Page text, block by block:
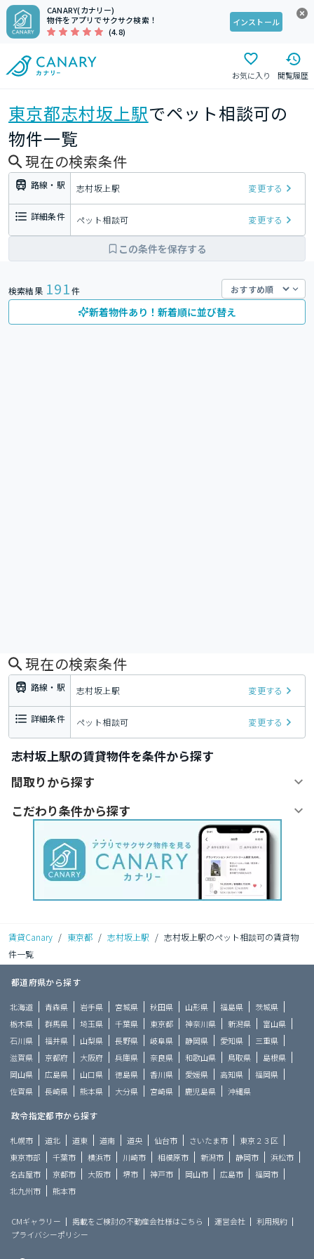
CANARY(カナリー)
物件をアプリでサクサク検索！
(4.8)
インストール
お気に入り 閲覧履歴
東京都志村坂上駅でペット相談可の
物件一覧
現在の検索条件
路線・駅 志村坂上駅 変更する
詳細条件 ペット相談可 変更する
この条件を保存する
検索結果 191件
新着物件あり！新着順に並び替え
現在の検索条件
路線・駅 志村坂上駅 変更する
詳細条件 ペット相談可 変更する
志村坂上駅の賃貸物件を条件から探す
間取りから探す
こだわり条件から探す
賃貸Canary / 東京都 / 志村坂上駅 / 志村坂上駅のペット相談可の賃貸物
件一覧
都道府県から探す
北海道 青森県 岩手県 宮城県 秋田県 山形県 福島県
茨城県
栃木県
群馬県 埼玉県 千葉県 東京都 神奈川県 新潟県
富山県
石川県
福井県 山梨県 長野県 岐阜県 静岡県 愛知県
三重県
滋賀県
京都府 大阪府 兵庫県 奈良県 和歌山県 鳥取県
島根県
岡山県
広島県 山口県 徳島県 香川県 愛媛県 高知県
福岡県
佐賀県
長崎県 熊本県 大分県 宮崎県 鹿児島県 沖縄県
政令指定都市から探す
札幌市 道北 道東 道南 道央 仙台市 さいたま市
東京２３区
東京市部
千葉市 横浜市 川崎市 相模原市 新潟市 静岡市
浜松市
名古屋市
京都市 大阪市 堺市 神戸市 岡山市 広島市
福岡市
北九州市
熊本市
CMギャラリー 掲載をご検討の不動産会社様はこちら 運営会社
利用規約
プライバシーポリシー